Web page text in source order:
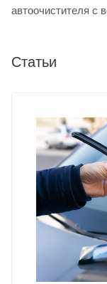
автоочистителя с
Статьи